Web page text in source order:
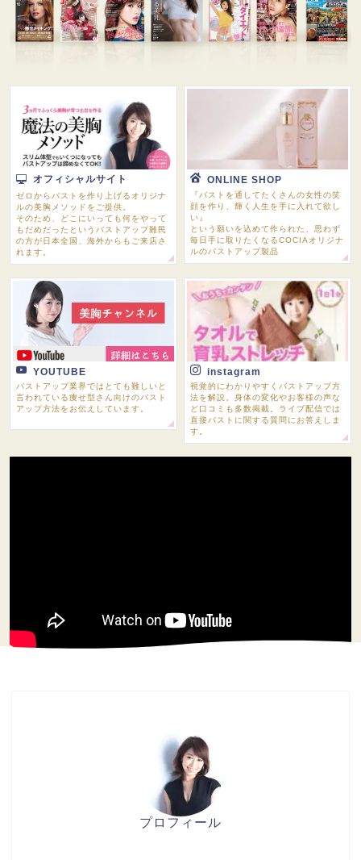
オフィシャルサイト
ゼロからバストを作り上げるオリジナ
ルの美胸メソッドをご提供。
そのため、どこにいっても何をやって
もだめだったというバストアップ難民
の方が日本全国、海外からもご来店さ
れます。
ONLINE SHOP
『バストを通してたくさんの女性の笑
顔を作り、輝く人生を手に入れて欲し
い』
という願いを込めて作られた、思わず
毎日手に取りたくなるCOCIAオリジナ
ルのバストアップ製品
YOUTUBE
バストアップ業界ではとても難しいと
言われている痩せ型さん向けのバスト
アップ方法をお伝えしています。
instagram
視覚的にわかりやすくバストアップ方
法を解説。身体の変化やお客様の声な
ど口コミも多数掲載。ライブ配信では
直接バストに関する質問にお答えしま
す。
プロフィール